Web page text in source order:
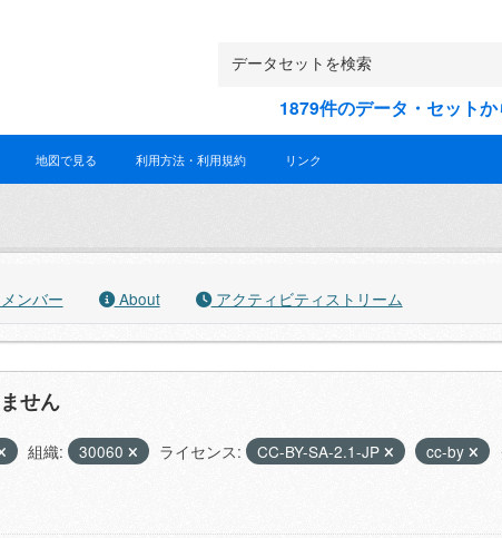
1879件のデータ・セット
地図で見る 利用方法・利用規約 リンク
ンバー About アクティビティストリーム
せん
組織: 30060 ライセンス: CC-BY-SA-2.1-JP cc-by